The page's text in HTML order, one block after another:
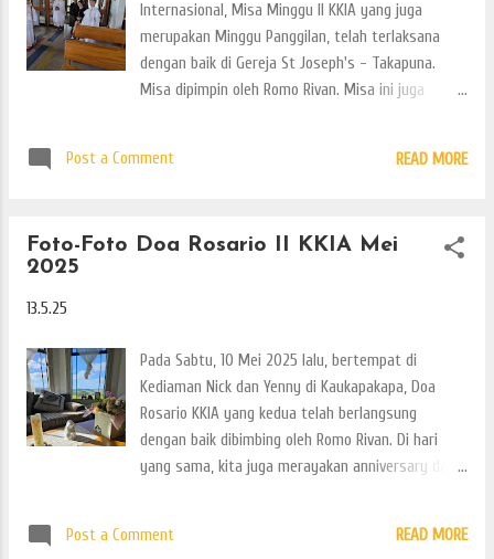
Internasional, Misa Minggu II KKIA yang juga
merupakan Minggu Panggilan, telah terlaksana
dengan baik di Gereja St Joseph's - Takapuna.
Misa dipimpin oleh Romo Rivan. Misa ini juga
dilaksanakan di St Vincent de Paul, Milford. Dengan
diharapkan makin bisa menampung seluruh umat
hadir di misa Minggu II di seluruh wilayah KKIA.
Inilah foto-fotonya.
Post a Comment READ MORE
Foto-Foto Doa Rosario II KKIA Mei
2025
13.5.25
Pada Sabtu, 10 Mei 2025 lalu, bertempat di
Kediaman Nick dan Yenny di Kaukapakapa, Doa
Rosario KKIA yang kedua telah berlangsung
dengan baik dibimbing oleh Romo Rivan. Di hari
yang sama, kita juga merayakan anniversary dari
seluruh umat yang hadir. Inilah beberapa foto-
Post a Comment READ MORE